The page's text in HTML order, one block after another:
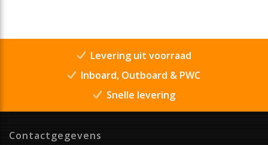
Levering uit voorraad
Inboard, Outboard & PWC
Snelle levering
Contactgegevens